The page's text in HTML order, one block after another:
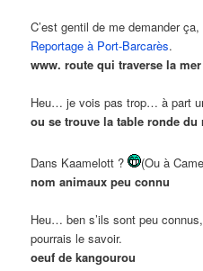
C’est gentil de me demander
Reportage à Port-Barcarès.
www. route qui traverse la
Heu… je vois pas trop… à part
ou se trouve la table ronde du
Dans Kaamelott ?
(Ou à
nom animaux peu connu
Heu… ben s’ils sont peu
pourrais le savoir.
oeuf de kangourou